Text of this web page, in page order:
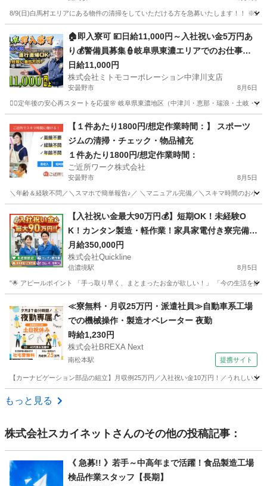
8/9(日)白馬村エリアにある物件の清掃をしていただける方を急募いたします！！
白馬駅 清掃 スタッフ
🏠即入寮可 💴日給11,000円～入社祝い金5万円あ
り💰警備員募集👮岐阜県東濃エリアでのお仕事で
す📍未経験者9割以上🔰丁寧な研修があるから安心
✨日払いOK💸直行直帰可🚗まずはWeb面接で話そ
う🗣️
日給11,000円
株式会社ミトモコーポレーション中津川支店
安曇野市 8月6日
👮‍♂️定年後の安心再スタートを応援🌸 岐阜県東濃地区（中津川・恵那・瑞浪・土岐・
警備員
【１件あたり1800円/想定作業時間：】 スポーツ
ジムの清掃・チェック・物品補充
１件あたり1800円/想定作業時間：
ご近所ワーク株式会社
安曇野市 8月5日
＼年齢＆経験不問／＼スマホで簡単報告♪／ ＼マニュアル完備／＼スキマ時間のお小
その他
【入社祝い金最大90万円💰】短期OK！未経験O
K！カンタン製造・軽作業！家具家電付き寮完備
🏠
月給350,000円
株式会社Quickline
信濃境駅 8月5日
"🌟 アピールポイント 「手っ取り早く、まとまったお金が欲しい！」 「今の生活を抜
信濃境駅 工場 時給
≪寮無料・月収25万円・派遣社員≫自動車系工場
での機械操作・製造オペレーター 夜勤
時給1,230円
株式会社BREXA Next
南松本駅 提携サイト
【カーナビゲーション部品の組立】月収例25万円／入社祝い金10万円！／うれしい
長野 松本市
もっと見る
株式会社スカイネット さんのその他の投稿記事：
《 急募!! 》若手～中高年まで活躍！食品製造工場
検品作業スタッフ【長期】